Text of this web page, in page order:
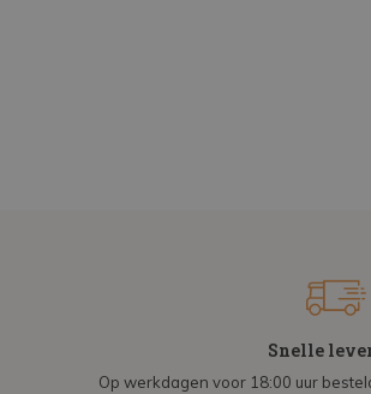
Snelle
Op werkdagen voor 18:00 uur